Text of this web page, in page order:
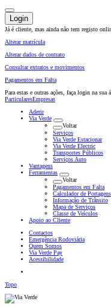
Login
Já é cliente, mas ainda não tem registo
Alterar matrícula
Alterar dados de contrato
Consultar extratos e movimentos
Pagamentos em Falta
Para estas e outras ações, faça login na sua
ParticularesEmpresas
Aderir
Via Verde
Voltar
Serviços
Via Verde Estacionar
Via Verde Electric
Transportes Públicos
Serviços Auto
Vantagens
Ferramentas
Voltar
Pagamentos em Falta
Calculador de Portagens
Informação de Trânsito
Mapa de Serviços
Classe de Veículos
Apoio ao Cliente
Contactos
Emergência Rodoviária
Quem Somos
Via Verde Pay
Acessibilidade
Topo